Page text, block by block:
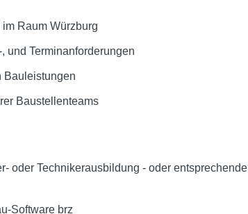
Raum Würzburg
und Terminanforderungen
Bauleistungen
Baustellenteams
oder Technikerausbildung - oder entsprechende
Software brz